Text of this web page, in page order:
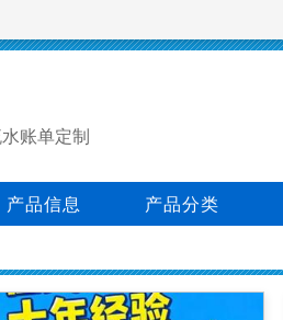
账单定制
产品信息 产品分类